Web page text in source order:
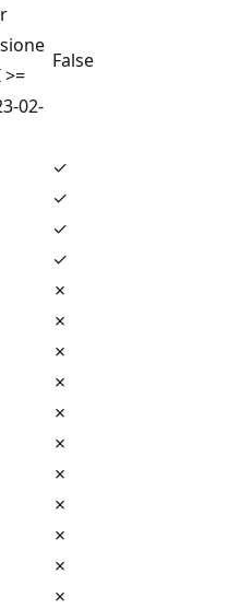
>=
02-
False
✓
✓
✓
✓
✗
✗
✗
✗
✗
✗
✗
✗
✗
✗
✗